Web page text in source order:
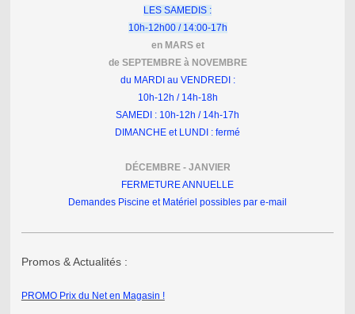
LES SAMEDIS :
10h-12h00 / 14:00-17h
en MARS et
de SEPTEMBRE à NOVEMBRE
du MARDI au VENDREDI :
10h-12h / 14h-18h
SAMEDI : 10h-12h / 14h-17h
DIMANCHE et LUNDI : fermé
DÉCEMBRE - JANVIER
FERMETURE ANNUELLE
Demandes Piscine et Matériel possibles par e-mail
Promos & Actualités :
PROMO Prix du Net en Magasin !